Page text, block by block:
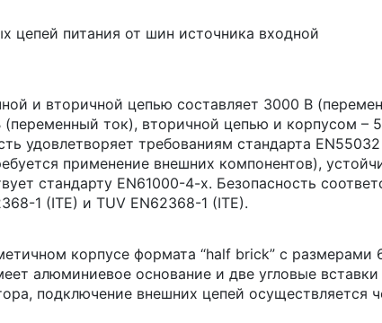
цепей питания от шин источника входной
и вторичной цепью составляет 3000 В
ток), вторичной цепью и корпусом –
удовлетворяет требованиям стандарта
применение внешних компонентов),
стандарту EN61000-4-x. Безопасность
1 (ITE) и TUV EN62368-1 (ITE).
корпусе формата “half brick” с размерами
алюминиевое основание и две угловые вставки
подключение внешних цепей осуществляется